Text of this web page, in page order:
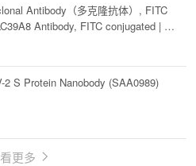
Antibody, FITC conjugated | S
2 S Protein Nanobody (SAA0989)
更多